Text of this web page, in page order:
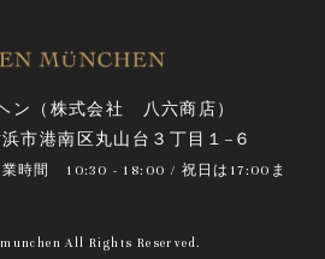
ン（株式会社 八六商店）
市港南区丸山台３丁目１−６
業時間10:30 - 18:00 / 祝日は17:00ま
All Rights Reserved.